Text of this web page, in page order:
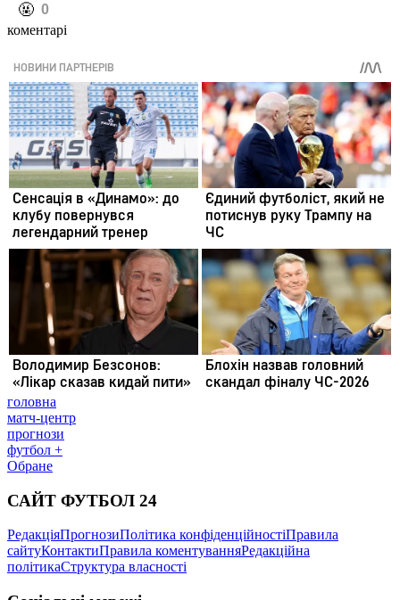
️🤬 0
коментарі
головна
матч-центр
прогнози
футбол +
Обране
САЙТ ФУТБОЛ 24
РедакціяПрогнозиПолітика конфіденційностіПравила
сайтуКонтактиПравила коментуванняРедакційна
політикаСтруктура власності